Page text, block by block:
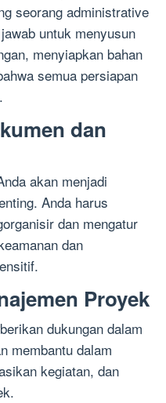
seorang administrative
untuk menyusun
menyiapkan bahan
semua persiapan
dan
akan menjadi
Anda harus
dan mengatur
dan
Proyek
dukungan dalam
membantu dalam
kegiatan, dan